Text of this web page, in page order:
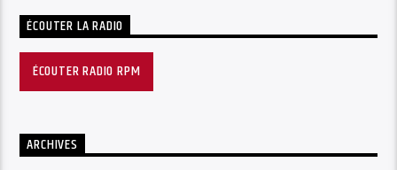
ÉCOUTER LA RADIO
ÉCOUTER RADIO RPM
ARCHIVES